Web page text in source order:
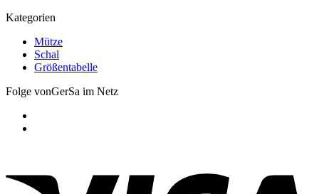
Kategorien
Mütze
Schal
Größentabelle
Folge vonGerSa im Netz